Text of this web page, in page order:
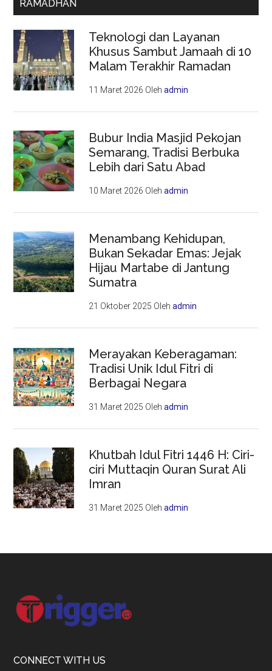
RAMADHAN
Teknologi dan Layanan
Khusus Sambut Jamaah di 10
Malam Terakhir Ramadan
11 Maret 2026 Olehadmin
Bubur India Masjid Pekojan
Semarang, Tradisi Berbuka
Lebih dari Satu Abad
10 Maret 2026 Olehadmin
Menambang Kehidupan,
Bukan Sekadar Emas: Jejak
Hijau Martabe di Jantung
Sumatra
21 Oktober 2025 Olehadmin
Merayakan Keberagaman:
Tradisi Unik Idul Fitri di
Berbagai Negara
31 Maret 2025 Olehadmin
Khutbah Idul Fitri 1446 H: Ciri-
ciri Muttaqin Quran Surat Ali
Imran
31 Maret 2025 Olehadmin
Footer
CONNECT WITH US